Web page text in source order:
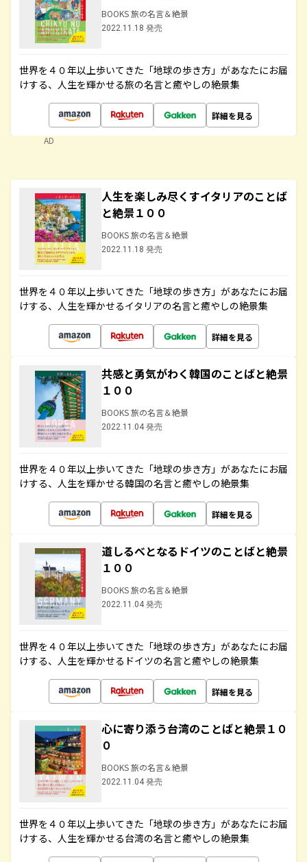
BOOKS 旅の名言＆絶景
2022.11.18 発売
世界を４０年以上歩いてきた「地球の歩き方」があなたにお届
けする、人生を輝かせる旅の名言と癒やしの絶景集
詳細を見る
AD
人生を楽しみ尽くすイタリアのことば
と絶景１００
BOOKS 旅の名言＆絶景
2022.11.18 発売
世界を４０年以上歩いてきた「地球の歩き方」があなたにお届
けする、人生を輝かせるイタリアの名言と癒やしの絶景集
詳細を見る
共感と勇気がわく韓国のことばと絶景
１００
BOOKS 旅の名言＆絶景
2022.11.04 発売
世界を４０年以上歩いてきた「地球の歩き方」があなたにお届
けする、人生を輝かせる韓国の名言と癒やしの絶景集
詳細を見る
道しるべとなるドイツのことばと絶景
１００
BOOKS 旅の名言＆絶景
2022.11.04 発売
世界を４０年以上歩いてきた「地球の歩き方」があなたにお届
けする、人生を輝かせるドイツの名言と癒やしの絶景集
詳細を見る
心に寄り添う台湾のことばと絶景１０
０
BOOKS 旅の名言＆絶景
2022.11.04 発売
世界を４０年以上歩いてきた「地球の歩き方」があなたにお届
けする、人生を輝かせる台湾の名言と癒やしの絶景集